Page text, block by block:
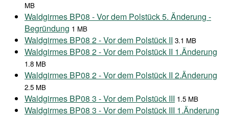
MB
Waldgirmes BP08 - Vor dem Polstück 5. Änderung -
Begründung 1 MB
Waldgirmes BP08 2 - Vor dem Polstück II 3.1 MB
Waldgirmes BP08 2 - Vor dem Polstück II 1.Änderung
1.8 MB
Waldgirmes BP08 2 - Vor dem Polstück II 2.Änderung
2.5 MB
Waldgirmes BP08 3 - Vor dem Polstück III 1.5 MB
Waldgirmes BP08 3 - Vor dem Polstück III 1.Änderung